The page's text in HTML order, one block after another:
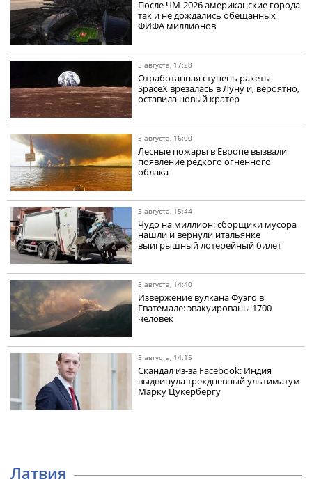
После ЧМ-2026 американские города
так и не дождались обещанных
ФИФА миллионов
5 августа, 17:28
Отработанная ступень ракеты
SpaceX врезалась в Луну и, вероятно,
оставила новый кратер
5 августа, 16:00
Лесные пожары в Европе вызвали
появление редкого огненного
облака
5 августа, 15:44
Чудо на миллион: сборщики мусора
нашли и вернули итальянке
выигрышный лотерейный билет
5 августа, 14:40
Извержение вулкана Фуэго в
Гватемале: эвакуированы 1700
человек
5 августа, 14:15
Скандал из-за Facebook: Индия
выдвинула трехдневный ультиматум
Марку Цукербергу
Латвия